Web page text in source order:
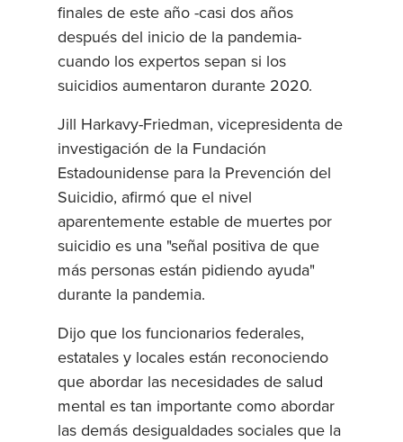
finales de este año -casi dos años
después del inicio de la pandemia-
cuando los expertos sepan si los
suicidios aumentaron durante 2020.
Jill Harkavy-Friedman, vicepresidenta de
investigación de la Fundación
Estadounidense para la Prevención del
Suicidio, afirmó que el nivel
aparentemente estable de muertes por
suicidio es una "señal positiva de que
más personas están pidiendo ayuda"
durante la pandemia.
Dijo que los funcionarios federales,
estatales y locales están reconociendo
que abordar las necesidades de salud
mental es tan importante como abordar
las demás desigualdades sociales que la